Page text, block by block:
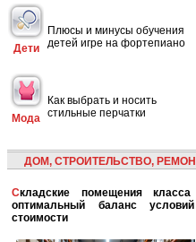
Дети
Плюсы и минусы обучения
детей игре на фортепиано
Мода
Как выбрать и носить
стильные перчатки
ДОМ, СТРОИТЕЛЬСТВО,
Складские помещения класса B:
оптимальный баланс
стоимости